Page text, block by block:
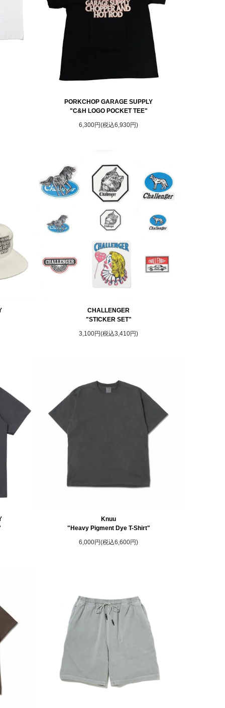
PORKCHOP GARAGE SUPPLY
"C&H LOGO POCKET TEE"
6,300円(税込6,930円)
CHALLENGER
"STICKER SET"
3,100円(税込3,410円)
Knuu
"Heavy Pigment Dye T-Shirt"
6,000円(税込6,600円)